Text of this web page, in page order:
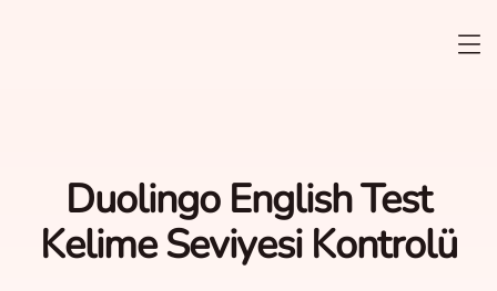
Duolingo English Test
Kelime Seviyesi Kontrolü